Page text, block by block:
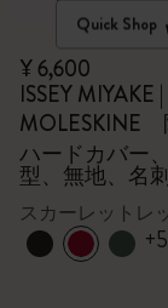
Quick Shop
¥ 6,600
ISSEY MIYAKE |
MOLESKINE
クション
ハードカバー
型、無地、名
ー - 箱付き
スカーレットレ
+5